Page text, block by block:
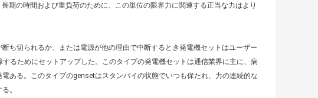
期の時間および重負荷のために、この単位の限界力に関連する正当な力はより
ち切られるか、または電源が他の理由で中断するとき発電機セットはユーザー
るためにセットアップした。このタイプの発電機セットは通信業界に主に、病
ある。このタイプのgensetはスタンバイの状態でいつも保たれ、力の連続的な
。